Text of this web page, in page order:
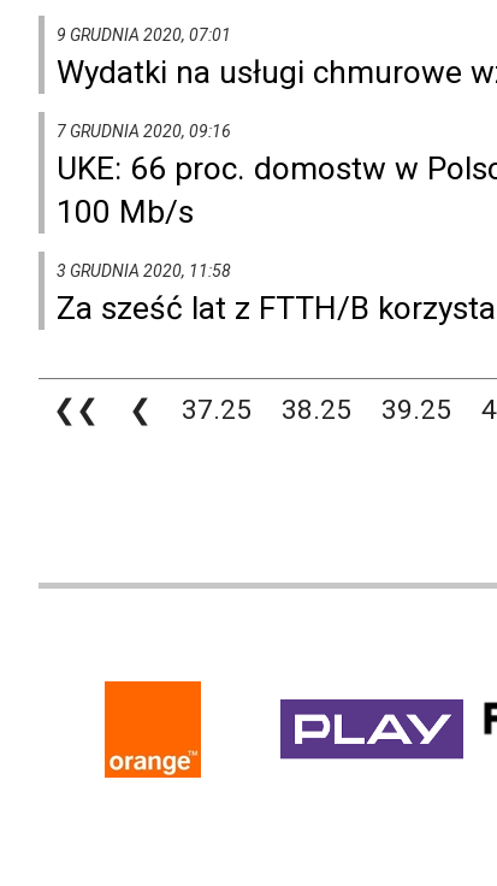
9 GRUDNIA 2020, 07:01
Wydatki na usługi chmurowe
7 GRUDNIA 2020, 09:16
UKE: 66 proc. domostw w
100 Mb/s
3 GRUDNIA 2020, 11:58
Za sześć lat z FTTH/B
❮❮ ❮ 37.25 38.25 39.25